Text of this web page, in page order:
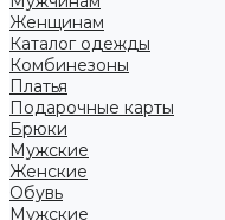
Женщинам
Каталог одежды
Комбинезоны
Платья
Подарочные карты
Брюки
Мужские
Женские
Обувь
Мужские